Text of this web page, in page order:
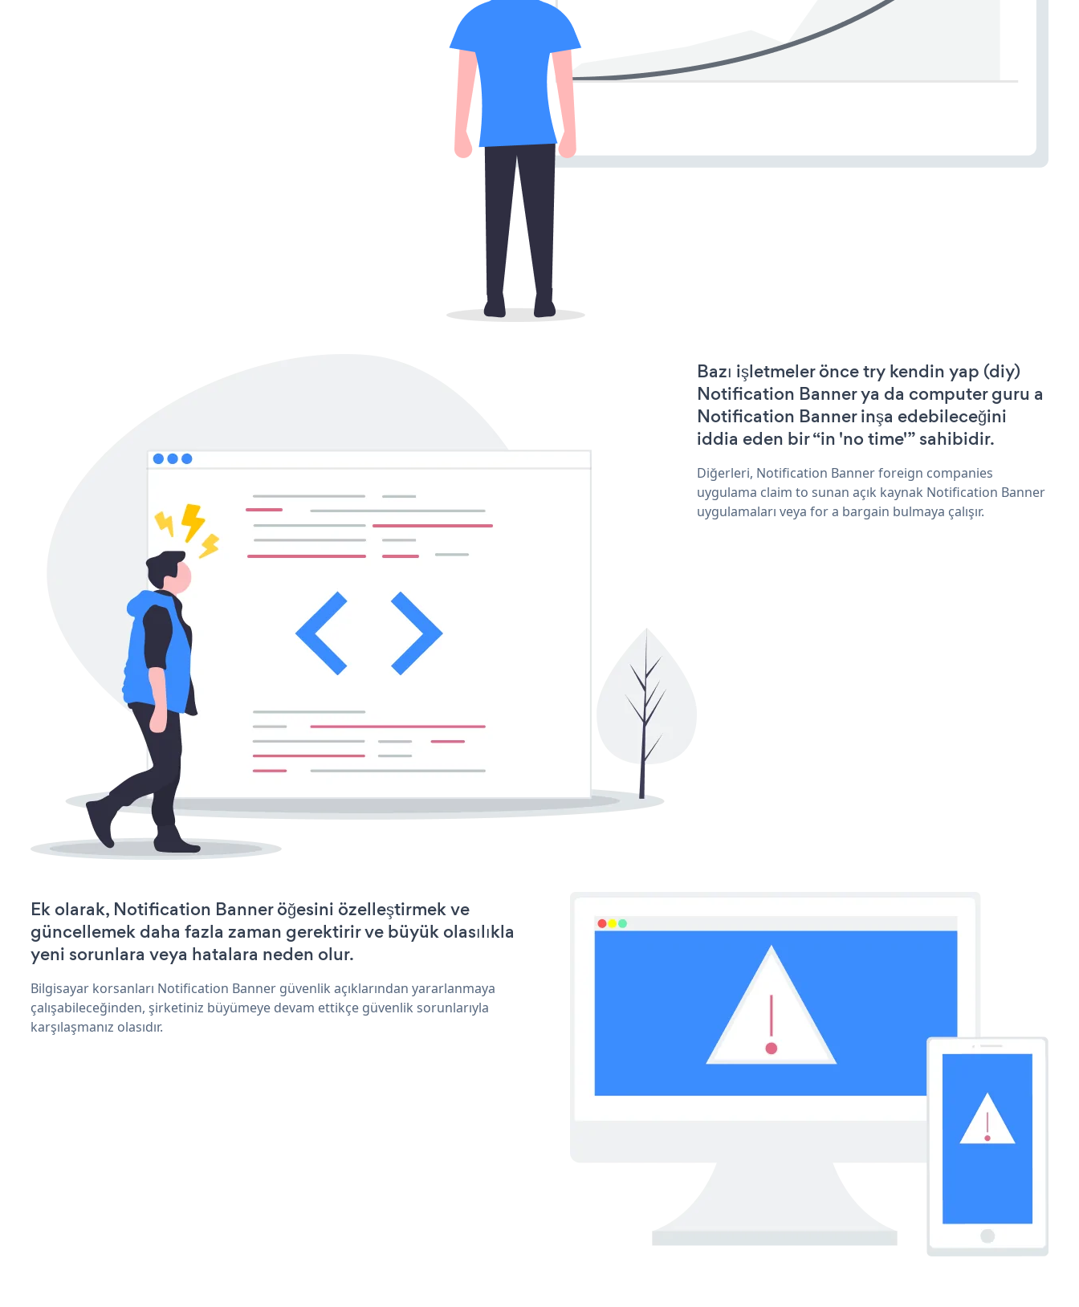
Bazı işletmeler önce try kendin yap (diy)
Notification Banner ya da computer guru a
Notification Banner inşa edebileceğini
iddia eden bir “in 'no time'” sahibidir.
Diğerleri, Notification Banner foreign companies
uygulama claim to sunan açık kaynak Notification Banner
uygulamaları veya for a bargain bulmaya çalışır.
Ek olarak, Notification Banner öğesini özelleştirmek ve
güncellemek daha fazla zaman gerektirir ve büyük olasılıkla
yeni sorunlara veya hatalara neden olur.
Bilgisayar korsanları Notification Banner güvenlik açıklarından yararlanmaya
çalışabileceğinden, şirketiniz büyümeye devam ettikçe güvenlik sorunlarıyla
karşılaşmanız olasıdır.